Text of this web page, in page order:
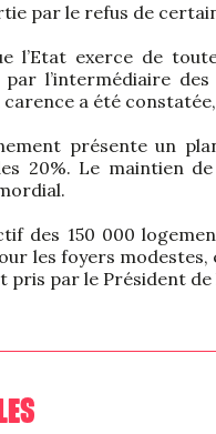
par le refus de
l’Etat exerce de
l’intermédiaire
a été
présente un
20%. Le maintien
des 150 000
les foyers
pris par le Président de